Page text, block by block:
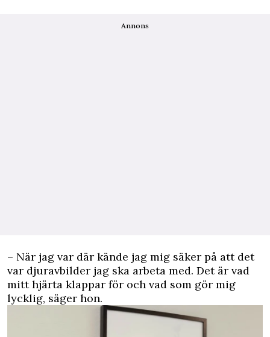
Annons
– När jag var där kände jag mig säker på att det
var djuravbilder jag ska arbeta med. Det är vad
mitt hjärta klappar för och vad som gör mig
lycklig, säger hon.